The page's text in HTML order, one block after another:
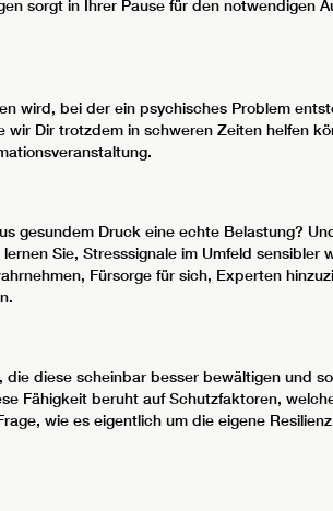
sorgt in Ihrer Pause für den notwendigen
wird, bei der ein psychisches Problem
Dir trotzdem in schweren Zeiten helfen
gesundem Druck eine echte Belastung?
Sie, Stresssignale im Umfeld sensibler
Fürsorge für sich, Experten
diese scheinbar besser bewältigen und
Fähigkeit beruht auf Schutzfaktoren,
wie es eigentlich um die eigene